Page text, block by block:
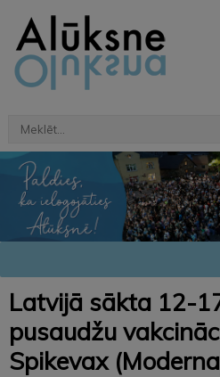
Latvijā sākta 12-
pusaudžu
Spikevax